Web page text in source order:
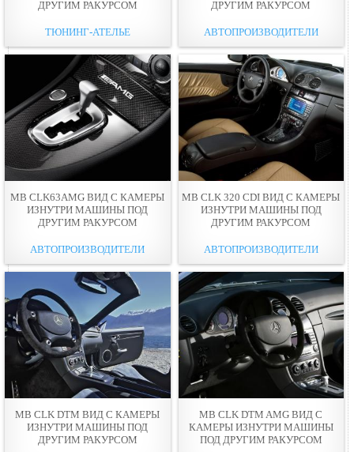
ДРУГИМ РАКУРСОМ
ТЮНИНГ-АТЕЛЬЕ
ДРУГИМ РАКУРСОМ
АВТОПРОИЗВОДИТЕЛИ
MB CLK63AMG ВИД С КАМЕРЫ
ИЗНУТРИ МАШИНЫ ПОД
ДРУГИМ РАКУРСОМ
АВТОПРОИЗВОДИТЕЛИ
MB CLK 320 CDI ВИД С КАМЕРЫ
ИЗНУТРИ МАШИНЫ ПОД
ДРУГИМ РАКУРСОМ
АВТОПРОИЗВОДИТЕЛИ
MB CLK DTM ВИД С КАМЕРЫ
ИЗНУТРИ МАШИНЫ ПОД
ДРУГИМ РАКУРСОМ
MB CLK DTM AMG ВИД С
КАМЕРЫ ИЗНУТРИ МАШИНЫ
ПОД ДРУГИМ РАКУРСОМ